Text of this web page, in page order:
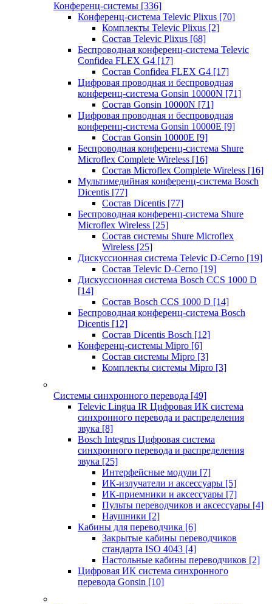
Конференц-системы [336]
Конференц-система Televic Plixus [70]
Комплекты Televic Plixus [2]
Состав Televic Plixus [68]
Беспроводная конференц-система Televic
Confidea FLEX G4 [17]
Состав Confidea FLEX G4 [17]
Цифровая проводная и беспроводная
конференц-система Gonsin 10000N [71]
Состав Gonsin 10000N [71]
Цифровая проводная и беспроводная
конференц-система Gonsin 10000E [9]
Состав Gonsin 10000E [9]
Беспроводная конференц-система Shure
Microflex Complete Wireless [16]
Состав Microflex Complete Wireless [16]
Мультимедийная конференц-система Bosch
Dicentis [77]
Состав Dicentis [77]
Беспроводная конференц-система Shure
Microflex Wireless [25]
Состав системы Shure Microflex
Wireless [25]
Дискуссионная система Televic D-Cerno [19]
Состав Televic D-Cerno [19]
Дискуссионная система Bosch CCS 1000 D
[14]
Состав Bosch CCS 1000 D [14]
Беспроводная конференц-система Bosch
Dicentis [12]
Состав Dicentis Bosch [12]
Конференц-системы Mipro [6]
Состав системы Mipro [3]
Комплекты системы Mipro [3]
Системы синхронного перевода [49]
Televic Lingua IR Цифровая ИК система
синхронного перевода и распределения
звука [8]
Bosch Integrus Цифровая система
синхронного перевода и распределения
звука [25]
Интерфейсные модули [7]
ИК-излучатели и аксессуары [5]
ИК-приемники и аксессуары [7]
Пульты переводчиков и аксессуары [4]
Наушники [2]
Кабины для переводчика [6]
Закрытые кабины переводчиков
стандарта ISO 4043 [4]
Настольные кабины переводчиков [2]
Цифровая ИК система синхронного
перевода Gonsin [10]